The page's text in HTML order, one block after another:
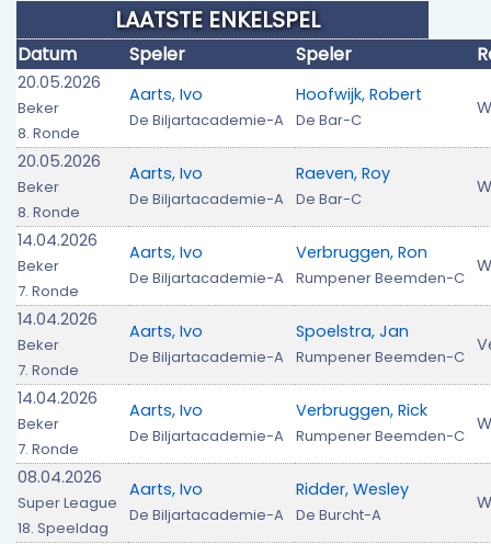
LAATSTE ENKELSPEL
Datum Speler Speler
20.05.2026
Beker
8. Ronde
Aarts, Ivo
De Biljartacademie-A
Hoofwijk, Robert
De Bar-C
20.05.2026
Beker
8. Ronde
Aarts, Ivo
De Biljartacademie-A
Raeven, Roy
De Bar-C
14.04.2026
Beker
7. Ronde
Aarts, Ivo
De Biljartacademie-A
Verbruggen, Ron
Rumpener Beemden-C
14.04.2026
Beker
7. Ronde
Aarts, Ivo
De Biljartacademie-A
Spoelstra, Jan
Rumpener Beemden-C
14.04.2026
Beker
7. Ronde
Aarts, Ivo
De Biljartacademie-A
Verbruggen, Rick
Rumpener Beemden-C
08.04.2026
Super League
18. Speeldag
Aarts, Ivo
De Biljartacademie-A
Ridder, Wesley
De Burcht-A